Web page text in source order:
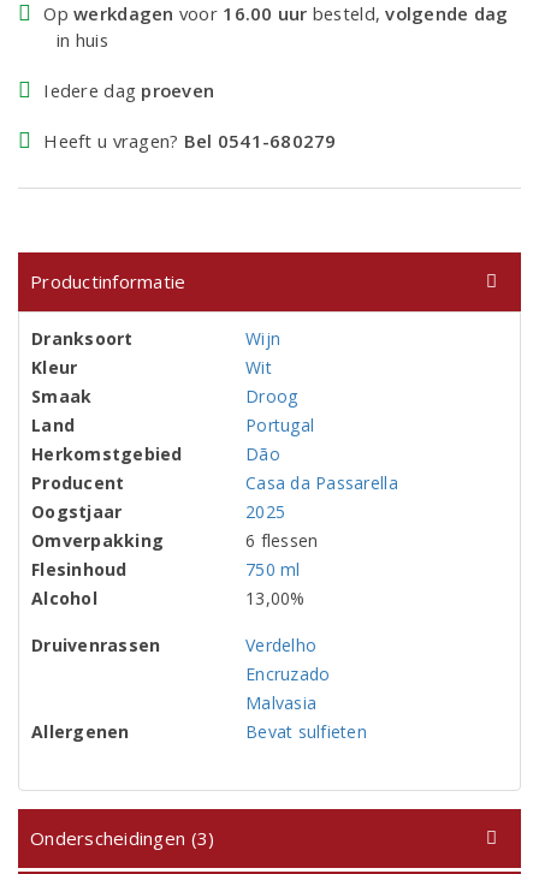
Opwerkdagen voor 16.00 uur besteld,volgende dag
in huis
Iedere dag proeven
Heeft u vragen? Bel 0541-680279
Productinformatie
Dranksoort
Wijn
Kleur
Wit
Smaak
Droog
Land
Portugal
Herkomstgebied
Dão
Producent
Casa da Passarella
Oogstjaar
2025
Omverpakking
6 flessen
Flesinhoud
750 ml
Alcohol
13,00%
Druivenrassen
Verdelho
Encruzado
Malvasia
Allergenen
Bevat sulfieten
Onderscheidingen (3)